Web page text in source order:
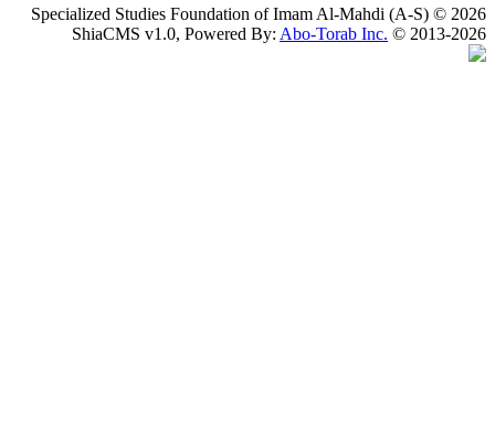
Specialized Studies Foundation of Imam Al-
ShiaCMS v1.0, Powered By:Abo-Torab Inc.